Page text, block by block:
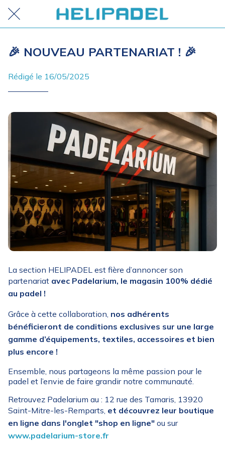
🎉 NOUVEAU PARTENARIAT ! 🎉
Rédigé le 16/05/2025
La section HELIPADEL est fière d’annoncer son
partenariat avec Padelarium, le magasin 100% dédié
au padel !
Grâce à cette collaboration, nos adhérents
bénéficieront de conditions exclusives sur une large
gamme d’équipements, textiles, accessoires et bien
plus encore !
Ensemble, nous partageons la même passion pour le
padel et l’envie de faire grandir notre communauté.
Retrouvez Padelarium au : 12 rue des Tamaris, 13920
Saint-Mitre-les-Remparts, et découvrez leur boutique
en ligne dans l'onglet "shop en ligne" ou sur
www.padelarium-store.fr